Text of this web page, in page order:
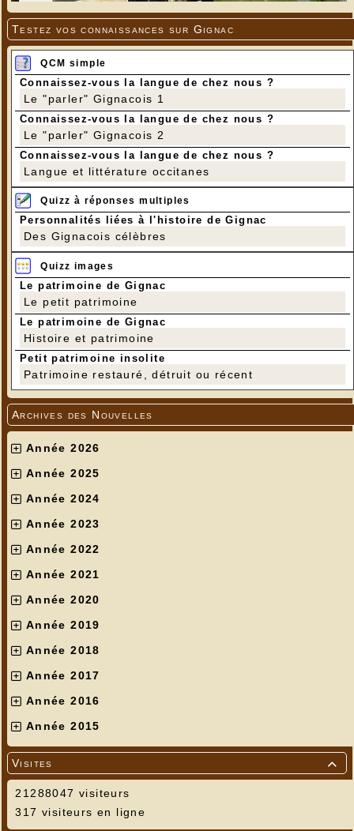
Testez vos connaissances sur Gignac
QCM simple
Connaissez-vous la langue de chez nous ?
Le "parler" Gignacois 1
Connaissez-vous la langue de chez nous ?
Le "parler" Gignacois 2
Connaissez-vous la langue de chez nous ?
Langue et littérature occitanes
Quizz à réponses multiples
Personnalités liées à l'histoire de Gignac
Des Gignacois célèbres
Quizz images
Le patrimoine de Gignac
Le petit patrimoine
Le patrimoine de Gignac
Histoire et patrimoine
Petit patrimoine insolite
Patrimoine restauré, détruit ou récent
Archives des Nouvelles
Année 2026
Année 2025
Année 2024
Année 2023
Année 2022
Année 2021
Année 2020
Année 2019
Année 2018
Année 2017
Année 2016
Année 2015

Visites
21288047 visiteurs
317 visiteurs en ligne